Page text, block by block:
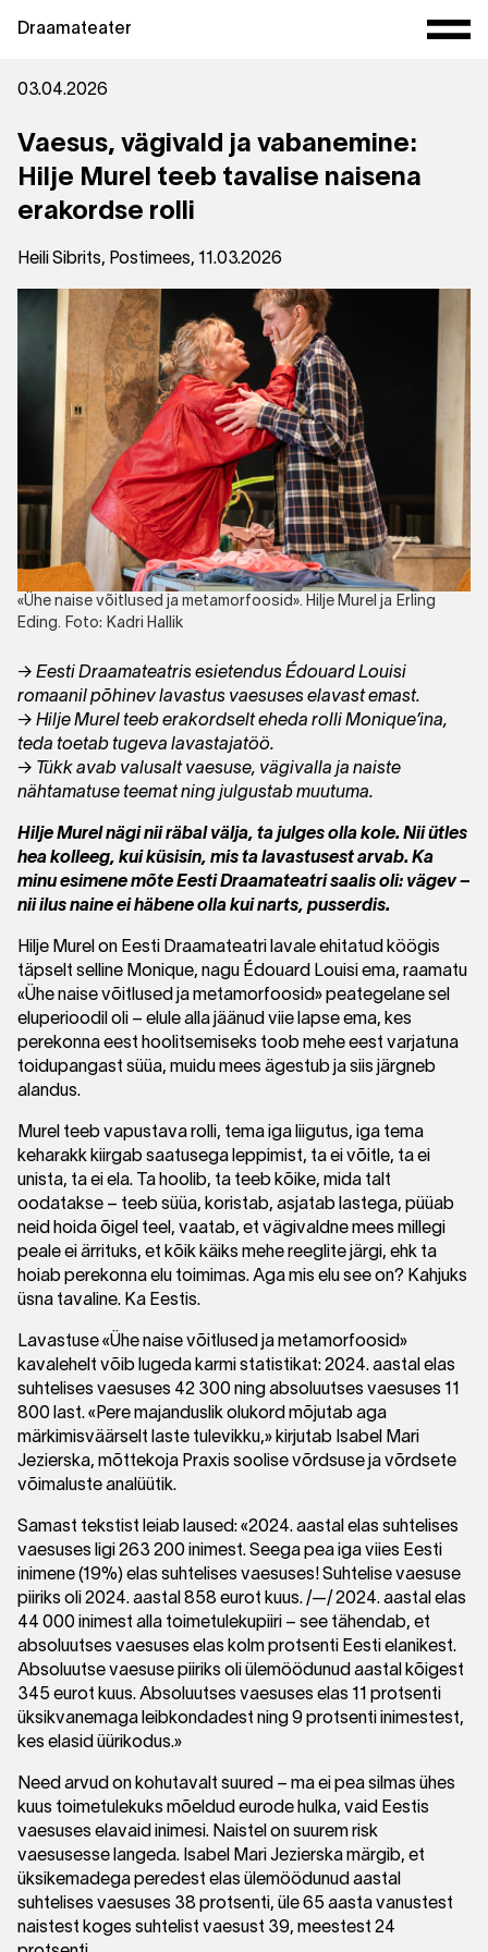
Draamateater
03.04.2026
Vaesus, vägivald ja vabanemine:
Hilje Murel teeb tavalise naisena
erakordse rolli
Heili Sibrits, Postimees, 11.03.2026
«Ühe naise võitlused ja metamorfoosid». Hilje Murel ja Erling
Eding. Foto: Kadri Hallik
→ Eesti Draamateatris esietendus Édouard Louisi
romaanil põhinev lavastus vaesuses elavast emast.
→ Hilje Murel teeb erakordselt eheda rolli Monique’ina,
teda toetab tugeva lavastajatöö.
→ Tükk avab valusalt vaesuse, vägivalla ja naiste
nähtamatuse teemat ning julgustab muutuma.
Hilje Murel nägi nii räbal välja, ta julges olla kole. Nii ütles
hea kolleeg, kui küsisin, mis ta lavastusest arvab. Ka
minu esimene mõte Eesti Draamateatri saalis oli: vägev –
nii ilus naine ei häbene olla kui narts, pusserdis.
Hilje Murel on Eesti Draamateatri lavale ehitatud köögis
täpselt selline Monique, nagu Édouard Louisi ema, raamatu
«Ühe naise võitlused ja metamorfoosid» peategelane sel
eluperioodil oli – elule alla jäänud viie lapse ema, kes
perekonna eest hoolitsemiseks toob mehe eest varjatuna
toidupangast süüa, muidu mees ägestub ja siis järgneb
alandus.
Murel teeb vapustava rolli, tema iga liigutus, iga tema
keharakk kiirgab saatusega leppimist, ta ei võitle, ta ei
unista, ta ei ela. Ta hoolib, ta teeb kõike, mida talt
oodatakse – teeb süüa, koristab, asjatab lastega, püüab
neid hoida õigel teel, vaatab, et vägivaldne mees millegi
peale ei ärrituks, et kõik käiks mehe reeglite järgi, ehk ta
hoiab perekonna elu toimimas. Aga mis elu see on? Kahjuks
üsna tavaline. Ka Eestis.
Lavastuse «Ühe naise võitlused ja metamorfoosid»
kavalehelt võib lugeda karmi statistikat: 2024. aastal elas
suhtelises vaesuses 42 300 ning absoluutses vaesuses 11
800 last. «Pere majanduslik olukord mõjutab aga
märkimisväärselt laste tulevikku,» kirjutab Isabel Mari
Jezierska, mõttekoja Praxis soolise võrdsuse ja võrdsete
võimaluste analüütik.
Samast tekstist leiab laused: «2024. aastal elas suhtelises
vaesuses ligi 263 200 inimest. Seega pea iga viies Eesti
inimene (19%) elas suhtelises vaesuses! Suhtelise vaesuse
piiriks oli 2024. aastal 858 eurot kuus. /—/ 2024. aastal elas
44 000 inimest alla toimetulekupiiri – see tähendab, et
absoluutses vaesuses elas kolm protsenti Eesti elanikest.
Absoluutse vaesuse piiriks oli ülemöödunud aastal kõigest
345 eurot kuus. Absoluutses vaesuses elas 11 protsenti
üksikvanemaga leibkondadest ning 9 protsenti inimestest,
kes elasid üürikodus.»
Need arvud on kohutavalt suured – ma ei pea silmas ühes
kuus toimetulekuks mõeldud eurode hulka, vaid Eestis
vaesuses elavaid inimesi. Naistel on suurem risk
vaesusesse langeda. Isabel Mari Jezierska märgib, et
üksikemadega peredest elas ülemöödunud aastal
suhtelises vaesuses 38 protsenti, üle 65 aasta vanustest
naistest koges suhtelist vaesust 39, meestest 24